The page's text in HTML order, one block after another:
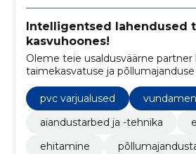
Intelligentsed lahendused
kasvuhoones!
Oleme teie usaldusväärne
taimekasvatuse ja
Meie eesmärk on aidata teil
tootmises optimaalne tulemus
ainulaadsele kombinatsioonile
seadmetest, tehnilistest
pvc varjualused
aiandustarbed ja -tehnika
ehitamine